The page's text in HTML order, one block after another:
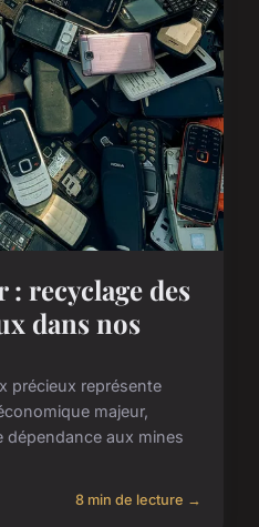
: recyclage des
dans nos
précieux représente
majeur,
dépendance aux mines
8 min de lecture →